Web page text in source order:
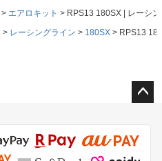
エアロキット
RPS13 180SX | レーシ
レーシングライン 180SX RPS13
ジト
ップ
へ